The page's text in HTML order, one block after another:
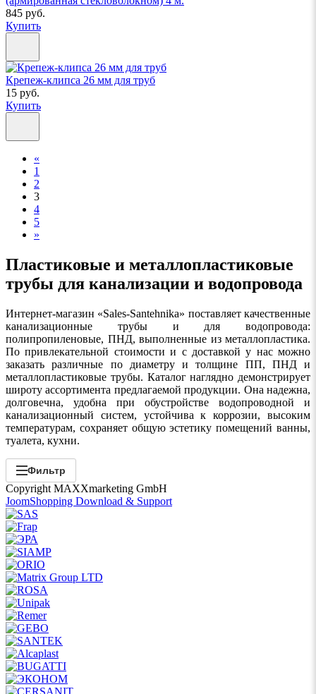
845 руб.
Купить
Крепеж-клипса 26 мм для труб
15 руб.
Купить
«
1
2
3
4
5
»
Пластиковые и металлопластиковые
трубы для канализации и водопровода
Интернет-магазин «Sales-Santehnika» поставляет качественные
канализационные трубы и для водопровода:
полипропиленовые, ПНД, выполненные из металлопластика.
По привлекательной стоимости и с доставкой у нас можно
заказать различные по диаметру и толщине ПП, ПНД и
металлопластиковые трубы. Каталог наглядно демонстрирует
широту ассортимента предлагаемой продукции. Она надежна,
долговечна, удобна при обустройстве водопроводной и
канализационный систем, устойчива к коррозии, высоким
температурам, сохраняет общую эстетику помещений ванны,
туалета, кухни.
Фильтр
Copyright MAXXmarketing GmbH
JoomShopping Download & Support